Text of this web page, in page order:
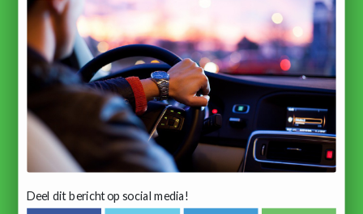
Deel dit bericht op social media!